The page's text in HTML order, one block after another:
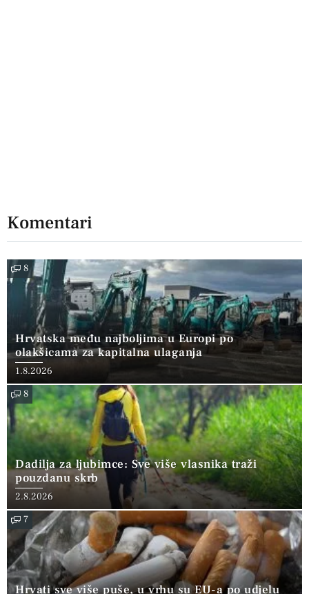
Komentari
8
Hrvatska među najboljima u Europi po
olakšicama za kapitalna ulaganja
1.8.2026
8
Dadilja za ljubimce: Sve više vlasnika traži
pouzdanu skrb
2.8.2026
7
Hrvati sve više puše, u vrhu su EU-a po udjelu